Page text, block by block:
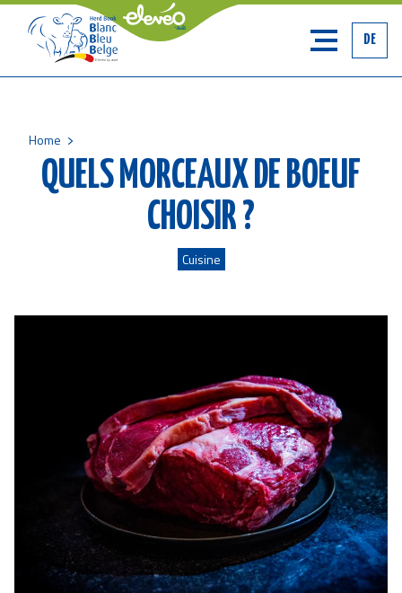
DE
Breadcrumb
Home
QUELS MORCEAUX DE BOEUF
CHOISIR ?
Cuisine